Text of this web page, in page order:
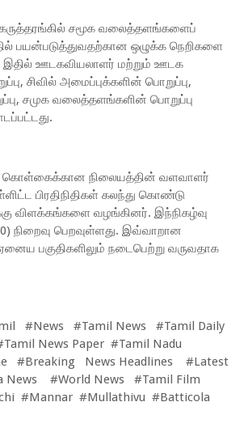
சமூக வலைத்தளங்களைப்
பயன்படுத்துவதற்கான ஒழுக்க நெறிகளை
ஊடகவியலாளர் மற்றும் ஊடக
சிவில் அமைப்புக்களின் பொறுப்பு,
சமுக வலைத்தளங்களின் பொறுப்பு
கொள்கைக்கான நிலையத்தின் வளவாளர்
பிரதிநிதிகள் கலந்து கொண்டு
விளக்கங்களை வழங்கினர். இந்நிகழ்வு
நிறைவு பெறவுள்ளது. இவ்வாறான
பகுதிகளிலும் நடைபெற்று வருவதாக
#News #Tamil News #Tamil Daily
News Paper #Tamil Nadu
#Breaking News Headlines #Latest
News #World News #Tamil Film
#Mannar #Mullathivu #Batticola